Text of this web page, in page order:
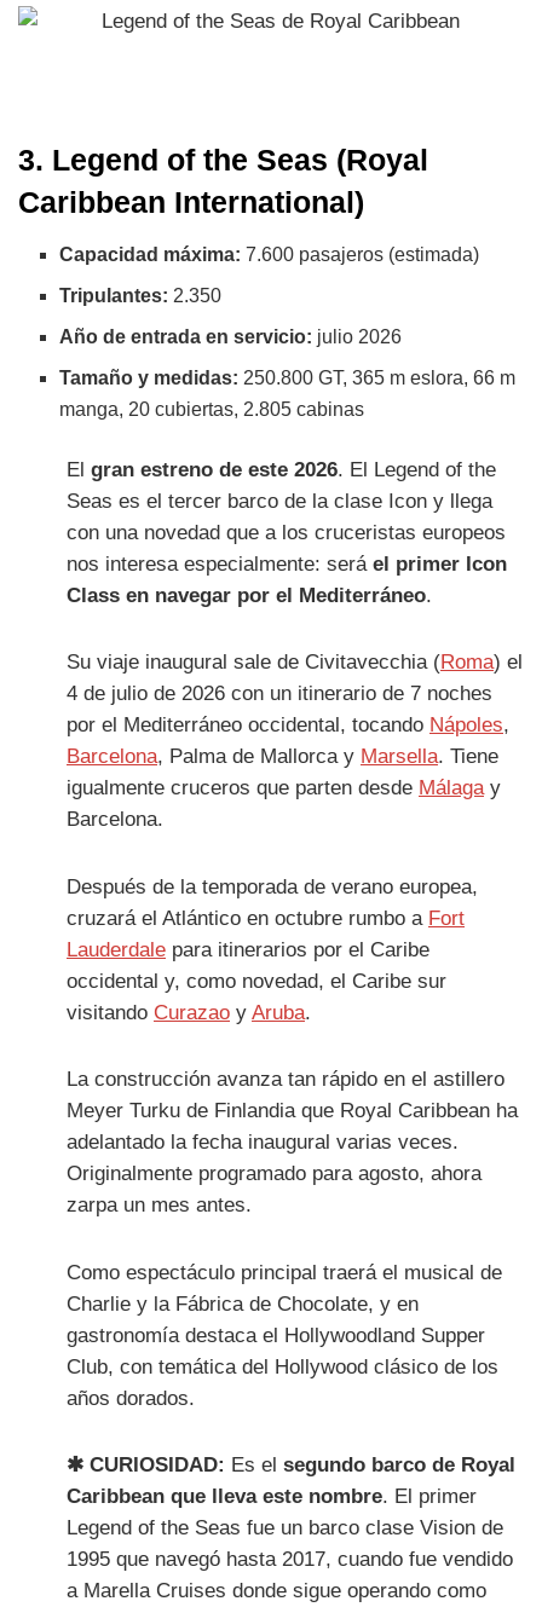
3. Legend of the Seas (Royal
Caribbean International)
Capacidad máxima: 7.600 pasajeros (estimada)
Tripulantes: 2.350
Año de entrada en servicio: julio 2026
Tamaño y medidas: 250.800 GT, 365 m eslora, 66 m
manga, 20 cubiertas, 2.805 cabinas
El gran estreno de este 2026. El Legend of the
Seas es el tercer barco de la clase Icon y llega
con una novedad que a los cruceristas europeos
nos interesa especialmente: será el primer Icon
Class en navegar por el Mediterráneo.
Su viaje inaugural sale de Civitavecchia (Roma) el
4 de julio de 2026 con un itinerario de 7 noches
por el Mediterráneo occidental, tocando Nápoles,
Barcelona, Palma de Mallorca y Marsella. Tiene
igualmente cruceros que parten desde Málagay
Barcelona.
Después de la temporada de verano europea,
cruzará el Atlántico en octubre rumbo a Fort
Lauderdale para itinerarios por el Caribe
occidental y, como novedad, el Caribe sur
visitando Curazao y Aruba.
La construcción avanza tan rápido en el astillero
Meyer Turku de Finlandia que Royal Caribbean ha
adelantado la fecha inaugural varias veces.
Originalmente programado para agosto, ahora
zarpa un mes antes.
Como espectáculo principal traerá el musical de
Charlie y la Fábrica de Chocolate, y en
gastronomía destaca el Hollywoodland Supper
Club, con temática del Hollywood clásico de los
años dorados.
✱ CURIOSIDAD: Es el segundo barco de Royal
Caribbean que lleva este nombre. El primer
Legend of the Seas fue un barco clase Vision de
1995 que navegó hasta 2017, cuando fue vendido
a Marella Cruises donde sigue operando como